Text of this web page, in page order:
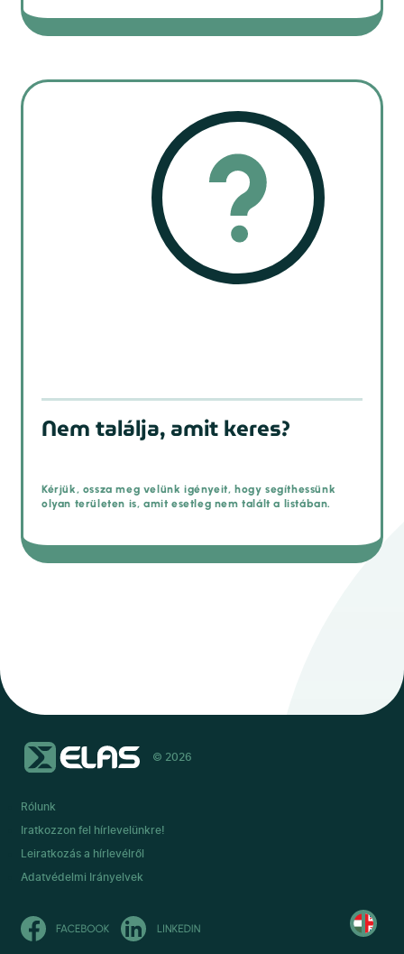
Nem találja, amit keres?
Kérjük, ossza meg velünk igényeit, hogy segíthessünk
olyan területen is, amit esetleg nem talált a listában.
© 2026
Rólunk
Iratkozzon fel hírlevelünkre!
Leiratkozás a hírlevélről
Adatvédelmi Irányelvek